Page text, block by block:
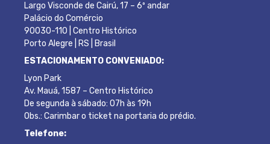
Largo Visconde de Cairú, 17 – 6º andar
Palácio do Comércio
90030-110 | Centro Histórico
Porto Alegre | RS | Brasil
ESTACIONAMENTO CONVENIADO:
Lyon Park
Av. Mauá, 1587 – Centro Histórico
De segunda à sábado: 07h às 19h
Obs.: Carimbar o ticket na portaria do prédio.
Telefone: